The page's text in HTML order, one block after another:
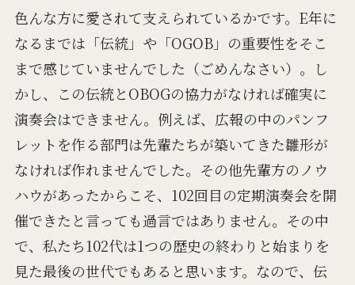
色んな方に愛されて支えられているかです。E年に
なるまでは「伝統」や「OGOB」の重要性をそこ
まで感じていませんでした（ごめんなさい）。し
かし、この伝統とOBOGの協力がなければ確実に
演奏会はできません。例えば、広報の中のパンフ
レットを作る部門は先輩たちが築いてきた雛形が
なければ作れませんでした。その他先輩方のノウ
ハウがあったからこそ、102回目の定期演奏会を開
催できたと言っても過言ではありません。その中
で、私たち102代は1つの歴史の終わりと始まりを
見た最後の世代でもあると思います。なので、伝